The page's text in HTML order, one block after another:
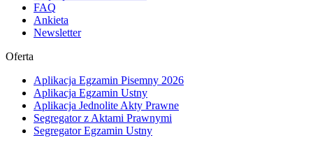
FAQ
Ankieta
Newsletter
Oferta
Aplikacja Egzamin Pisemny 2026
Aplikacja Egzamin Ustny
Aplikacja Jednolite Akty Prawne
Segregator z Aktami Prawnymi
Segregator Egzamin Ustny